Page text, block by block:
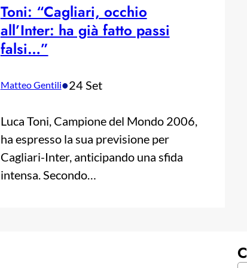
Toni: “Cagliari, occhio
all’Inter: ha già fatto passi
falsi…”
Matteo Gentili•24 Set
Luca Toni, Campione del Mondo 2006,
ha espresso la sua previsione per
Cagliari-Inter, anticipando una sfida
intensa. Secondo…